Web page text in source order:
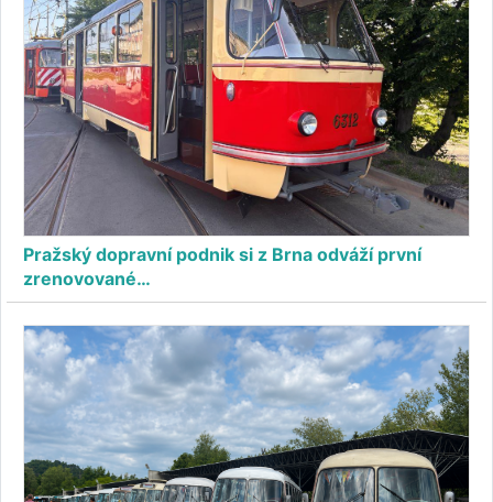
Pražský dopravní podnik si z Brna odváží první
zrenovované…